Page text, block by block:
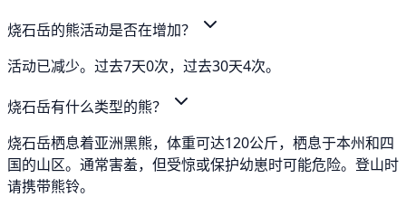
烧石岳的熊活动是否在增加？
活动已减少。过去7天0次，过去30天4次。
烧石岳有什么类型的熊？
烧石岳栖息着亚洲黑熊，体重可达120公斤，栖息于本州和四
国的山区。通常害羞，但受惊或保护幼崽时可能危险。登山时
请携带熊铃。